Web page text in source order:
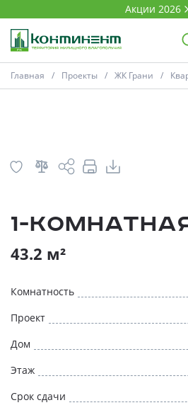
Акции 2026
Акции
Новости
Выбор недвижимости
Офис продаж
Работа
Главная Проекты ЖК Грани
1-
43.2 м²
Комнатность
Проект
Дом
Этаж
Срок сдачи
План
* Скидки